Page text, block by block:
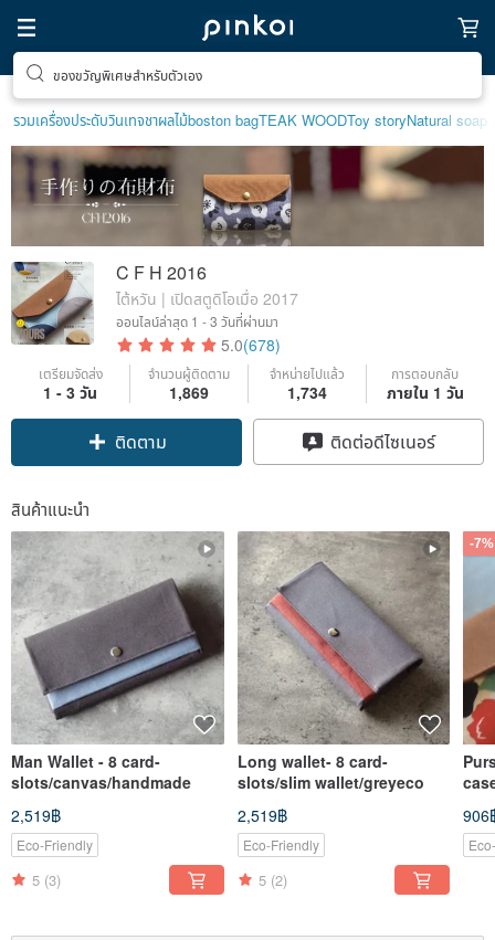
ตามหาไอเทมฮีลใจ
รวมเครื่องประดับวินเทจชาผลไม้boston bagTEAK WOODToy storyNatural soap
C F H 2016
ไต้หวัน | เปิดสตูดิโอเมื่อ 2017
ออนไลน์ล่าสุด 1 - 3 วันที่ผ่านมา
5.0(678)
เตรียมจัดส่ง
1 - 3 วัน
จำนวนผู้ติดตาม
1,869
จำหน่ายไปแล้ว
1,734
การตอบกลับ
ภายใน 1 วัน
ติดตาม ติดต่อดีไซเนอร์
สินค้าแนะนำ
Man Wallet - 8 card-
slots/canvas/handmade
2,519฿
Eco-Friendly
5 (3)
Long wallet- 8 card-
slots/slim wallet/greyeco
2,519฿
Eco-Friendly
5 (2)
-7%
906